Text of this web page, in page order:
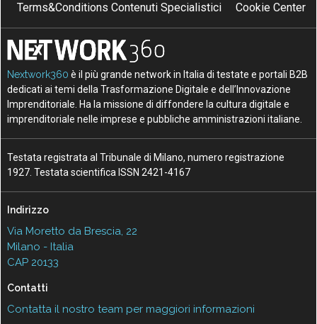
Terms&Conditions Contenuti Specialistici
Cookie Center
Nextwork360 è il più grande network in Italia di testate e portali B2B
dedicati ai temi della Trasformazione Digitale e dell’Innovazione
Imprenditoriale. Ha la missione di diffondere la cultura digitale e
imprenditoriale nelle imprese e pubbliche amministrazioni italiane.
Testata registrata al Tribunale di Milano, numero registrazione
1927. Testata scientifica ISSN 2421-4167
Indirizzo
Via Moretto da Brescia, 22
Milano - Italia
CAP 20133
Contatti
Contatta il nostro team per maggiori informazioni